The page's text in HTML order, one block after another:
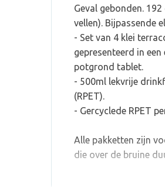
Geval gebonden.
vellen). Bijpassende
- Set van 4 klei
gepresenteerd in
potgrond tablet.
- 500ml lekvrije
(RPET).
- Gercyclede RPET
Alle pakketten zijn
die over de bruine